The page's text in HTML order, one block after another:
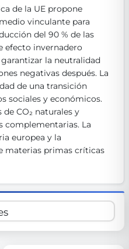
to advance digital
in technology, design,
strengthen accountability
de la UE propone
vinculante para
del 90 % de las
efecto invernadero
la neutralidad
negativas después. La
de una transición
sociales y económicos.
CO₂ naturales y
complementarias. La
europea y la
materias primas críticas